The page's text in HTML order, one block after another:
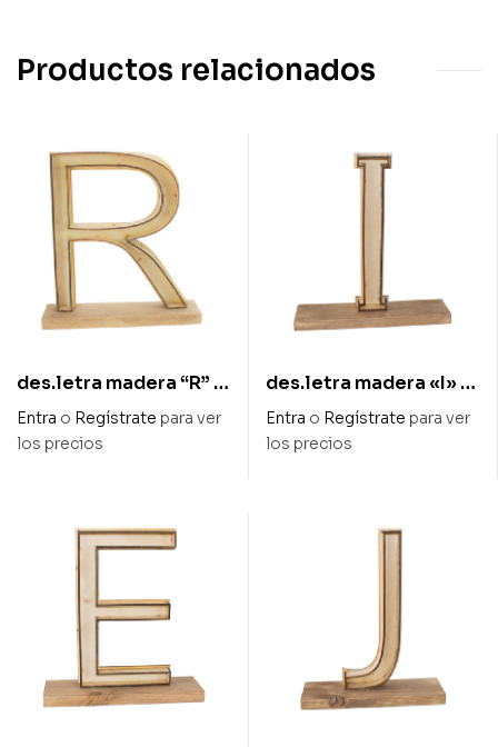
Productos relacionados
des.letra madera “R” 2
cm x 27 cm alto
Entra o Regístrate para ver
los precios
des.letra madera «I» 2
cm x 27 cm alto
Entra o Regístrate para ver
los precios